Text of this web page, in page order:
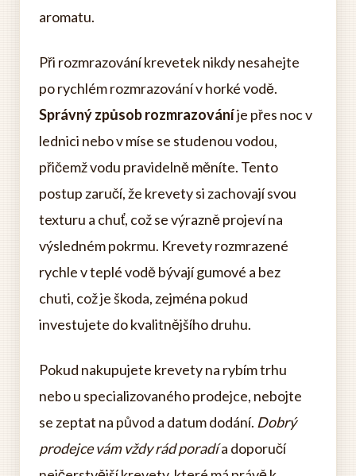
aromatu.
Při rozmrazování krevetek nikdy nesahejte
po rychlém rozmrazování v horké vodě.
Správný způsob rozmrazováníje přes noc v
lednici nebo v míse se studenou vodou,
přičemž vodu pravidelně měníte. Tento
postup zaručí, že krevety si zachovají svou
texturu a chuť, což se výrazně projeví na
výsledném pokrmu. Krevety rozmrazené
rychle v teplé vodě bývají gumové a bez
chuti, což je škoda, zejména pokud
investujete do kvalitnějšího druhu.
Pokud nakupujete krevety na rybím trhu
nebo u specializovaného prodejce, nebojte
se zeptat na původ a datum dodání. Dobrý
prodejce vám vždy rád poradía doporučí